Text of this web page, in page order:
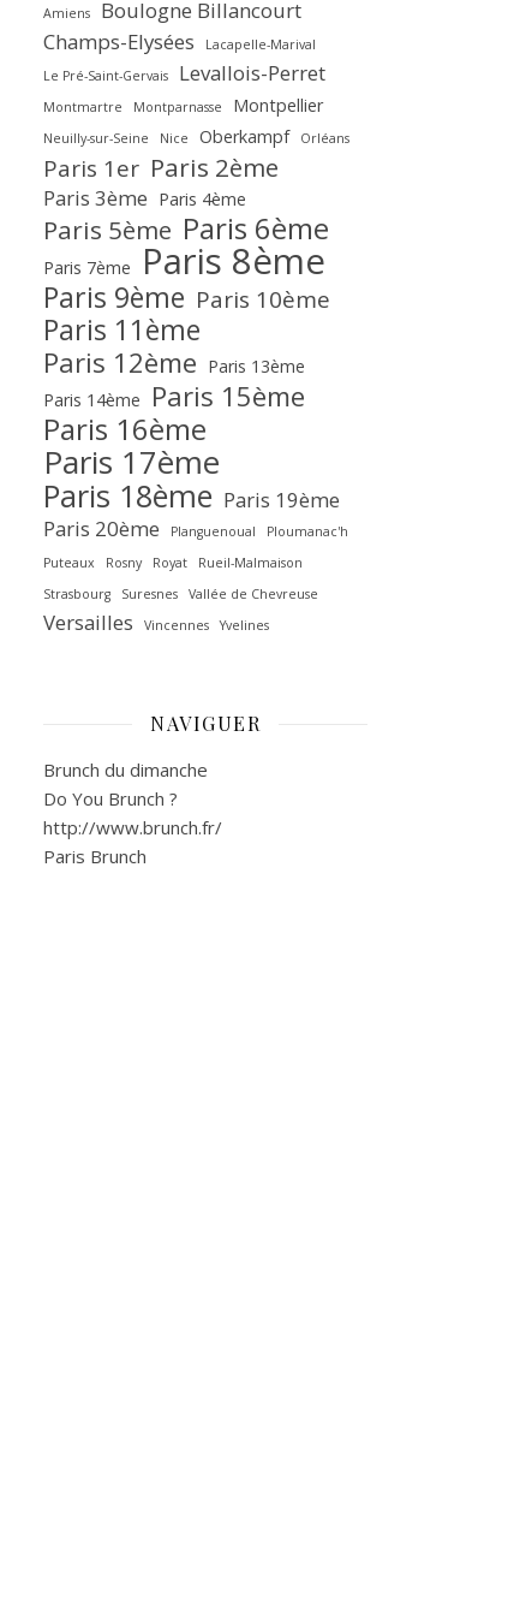
Amiens
Boulogne Billancourt
Champs-Elysées
Lacapelle-Marival
Le Pré-Saint-Gervais
Levallois-Perret
Montmartre Montparnasse Montpellier
Neuilly-sur-Seine Nice Oberkampf Orléans
Paris 1er Paris 2ème
Paris 3ème Paris 4ème
Paris 5ème Paris 6ème
Paris 7ème Paris 8ème
Paris 9ème Paris 10ème
Paris 11ème
Paris 12ème Paris 13ème
Paris 14ème
Paris 15ème
Paris 16ème
Paris 17ème
Paris 18ème Paris 19ème
Paris 20ème
Planguenoual
Ploumanac'h
Puteaux
Rosny Royat
Rueil-Malmaison
Strasbourg
Suresnes Vallée de Chevreuse‎
Versailles Vincennes Yvelines
NAVIGUER
Brunch du dimanche
Do You Brunch ?
http://www.brunch.fr/
Paris Brunch